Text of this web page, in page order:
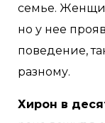
семье.
но у нее
поведение,
разному.
Хирон в